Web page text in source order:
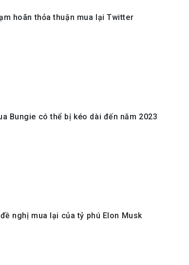
hoãn thỏa thuận mua lại Twitter
Bungie có thể bị kéo dài đến năm 2023
nghị mua lại của tỷ phú Elon Musk